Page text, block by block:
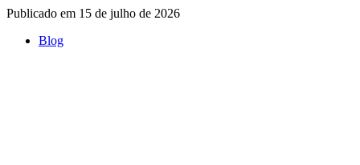
Publicado em 15 de julho de 2026
Blog